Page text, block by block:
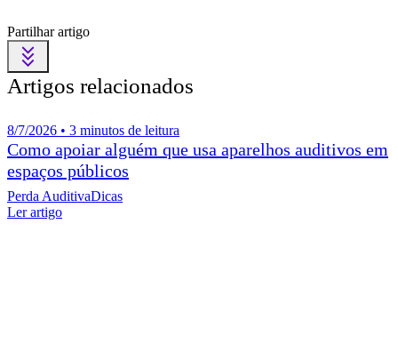
Partilhar artigo
Artigos relacionados
8/7/2026 • 3 minutos de leitura
Como apoiar alguém que usa aparelhos auditivos em
espaços públicos
Perda AuditivaDicas
Ler artigo